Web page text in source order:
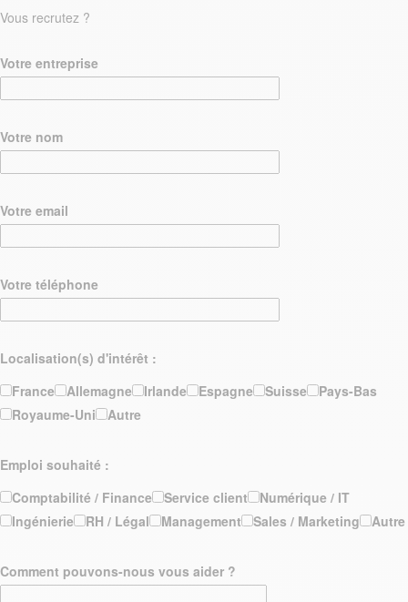
Vous recrutez ?
Votre entreprise
Votre nom
Votre email
Votre téléphone
Localisation(s) d'intérêt :
France
Allemagne Irlande Espagne Suisse
Pays-Bas
Royaume-Uni
Autre
Emploi souhaité :
Comptabilité / Finance
Service client
Numérique / IT
Ingénierie
RH / Légal Management Sales / Marketing Autre
Comment pouvons-nous vous aider ?